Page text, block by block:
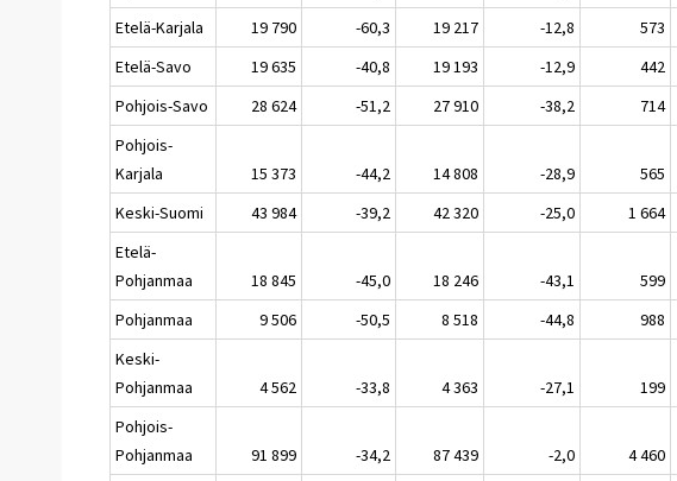
Etelä-Karjala
19 790 -60,3 19 217 -12,8 573
Etelä-Savo
19 635 -40,8 19 193 -12,9 442
Pohjois-Savo
28 624 -51,2 27 910 -38,2 714
Pohjois-
Karjala
15 373 -44,2 14 808 -28,9 565
Keski-Suomi
43 984 -39,2 42 320 -25,0 1 664
Etelä-
Pohjanmaa
18 845 -45,0 18 246 -43,1 599
Pohjanmaa
9 506 -50,5 8 518 -44,8 988
Keski-
Pohjanmaa
4 562 -33,8 4 363 -27,1 199
Pohjois-
Pohjanmaa
91 899 -34,2 87 439 -2,0 4 460